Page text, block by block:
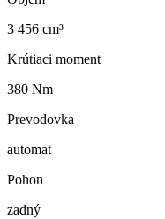
3 456 cm³
Krútiaci moment
380 Nm
Prevodovka
automat
Pohon
zadný